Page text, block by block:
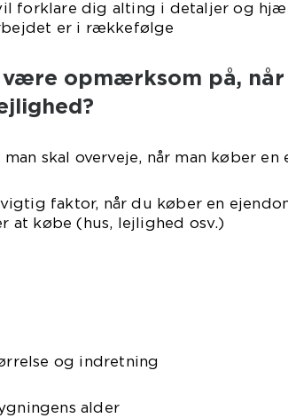
forklare dig alting i detaljer og
er i rækkefølge
være opmærksom på,
skal overveje, når man køber en
faktor, når du køber en
at købe (hus, lejlighed osv.)
og indretning
alder